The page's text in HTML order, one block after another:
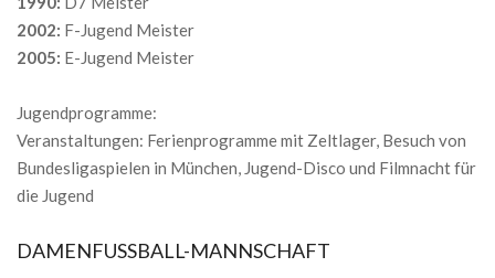
2002: F-Jugend Meister
2005: E-Jugend Meister
Jugendprogramme:
Veranstaltungen: Ferienprogramme mit Zeltlager, Besuch von
Bundesligaspielen in München, Jugend-Disco und Filmnacht für
die Jugend
DAMENFUSSBALL-MANNSCHAFT